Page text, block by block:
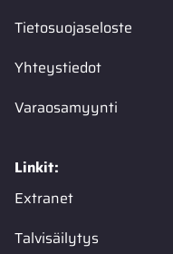
Tietosuojaseloste
Yhteystiedot
Varaosamyynti
Linkit:
Extranet
Talvisäilytys